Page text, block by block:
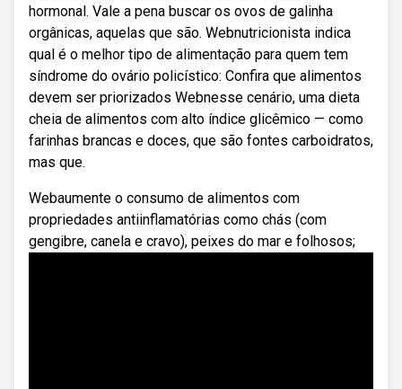
hormonal. Vale a pena buscar os ovos de galinha
orgânicas, aquelas que são. Webnutricionista indica
qual é o melhor tipo de alimentação para quem tem
síndrome do ovário policístico: Confira que alimentos
devem ser priorizados Webnesse cenário, uma dieta
cheia de alimentos com alto índice glicêmico — como
farinhas brancas e doces, que são fontes carboidratos,
mas que.
Webaumente o consumo de alimentos com
propriedades antiinflamatórias como chás (com
gengibre, canela e cravo), peixes do mar e folhosos;